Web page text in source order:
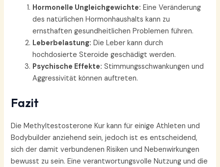
Hormonelle Ungleichgewichte: Eine Veränderung
des natürlichen Hormonhaushalts kann zu
ernsthaften gesundheitlichen Problemen führen.
Leberbelastung: Die Leber kann durch
hochdosierte Steroide geschädigt werden.
Psychische Effekte: Stimmungsschwankungen und
Aggressivität können auftreten.
Fazit
Die Methyltestosterone Kur kann für einige Athleten und
Bodybuilder anziehend sein, jedoch ist es entscheidend,
sich der damit verbundenen Risiken und Nebenwirkungen
bewusst zu sein. Eine verantwortungsvolle Nutzung und die